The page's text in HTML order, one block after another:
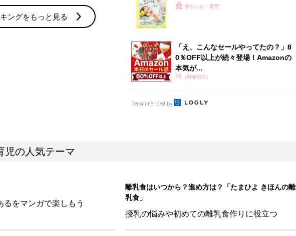
ングをもっと見る
てのひよこクラブ 夏号』〈巻頭大特
赤ちゃん・育児
「え、こんなセールやってたの？」8
0％OFF以上が続々登場！Amazonの
本気が...
PR（Amazon）
Recommended by
児の人気テーマ
るをマンガで楽しもう
離乳食はいつから？進め方は？「たまひよ きほんの離
乳食」
授乳の悩みや初めての離乳食作りに役立つ